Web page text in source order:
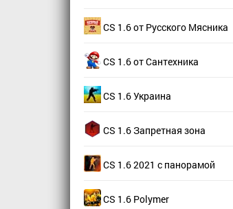
CS 1.6 от Русского Мясника
CS 1.6 от Сантехника
CS 1.6 Украина
CS 1.6 Запретная зона
CS 1.6 2021 с панорамой
CS 1.6 Polymer